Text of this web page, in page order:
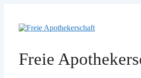
springen
Freie